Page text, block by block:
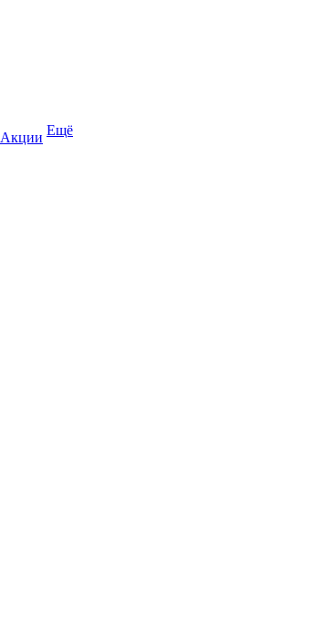
Акции Ещё